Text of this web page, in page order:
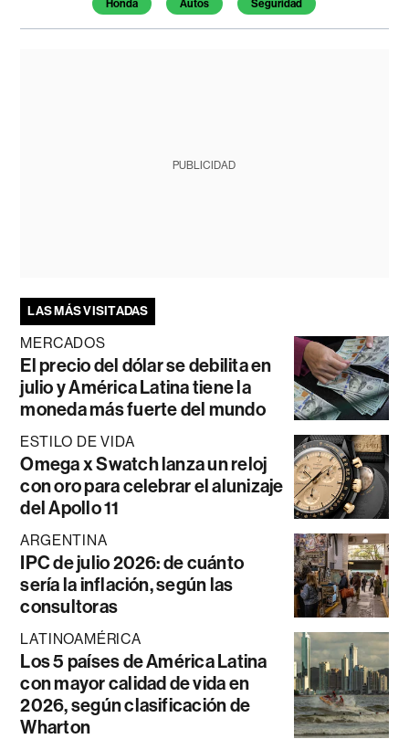
Honda Autos Seguridad
PUBLICIDAD
LAS MÁS VISITADAS
MERCADOS
El precio del dólar se debilita en
julio y América Latina tiene la
moneda más fuerte del mundo
ESTILO DE VIDA
Omega x Swatch lanza un reloj
con oro para celebrar el alunizaje
del Apollo 11
ARGENTINA
IPC de julio 2026: de cuánto
sería la inflación, según las
consultoras
LATINOAMÉRICA
Los 5 países de América Latina
con mayor calidad de vida en
2026, según clasificación de
Wharton